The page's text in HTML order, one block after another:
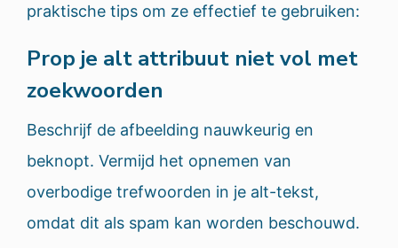
praktische tips om ze effectief te gebruiken:
Prop je alt attribuut niet vol met
zoekwoorden
Beschrijf de afbeelding nauwkeurig en
beknopt. Vermijd het opnemen van
overbodige trefwoorden in je alt-tekst,
omdat dit als spam kan worden beschouwd.